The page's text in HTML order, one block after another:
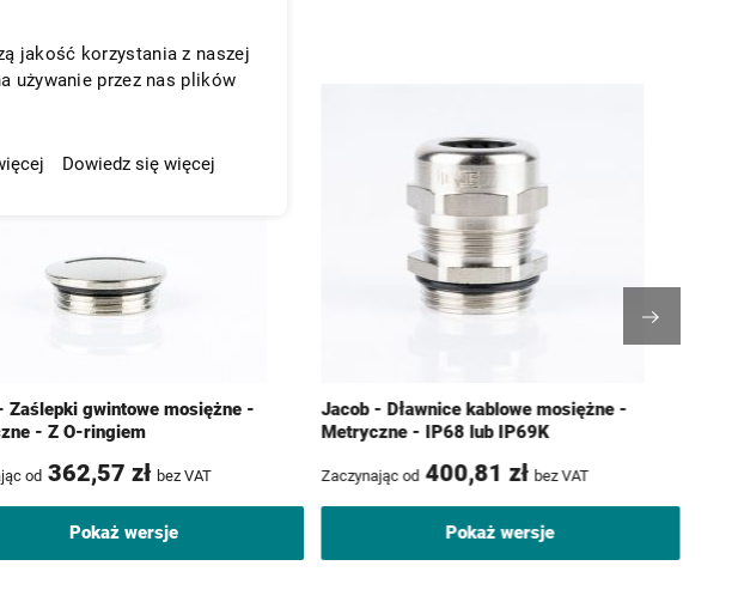
Zaślepki gwintowe mosiężne -
- Z O-ringiem
od 362,57 zł bez VAT
Pokaż wersje
Jacob - Dławnice kablowe mosiężne -
Metryczne - IP68 lub IP69K
Zaczynając od 400,81 zł bez VAT
Pokaż wersje
jakość korzystania z naszej
używanie przez nas plików
Dowiedz się więcej